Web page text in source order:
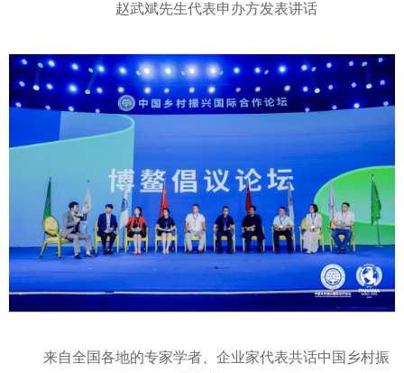
赵武斌先生代表申办方发表讲话
来自全国各地的专家学者、企业家代表共话中国乡村振